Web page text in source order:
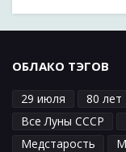
ОБЛАКО ТЭГОВ
29 июля 80
Все Луны СССР
Медстарость